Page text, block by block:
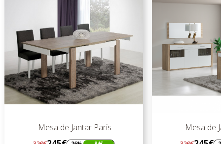
Mesa de Jantar Paris
Mesa de